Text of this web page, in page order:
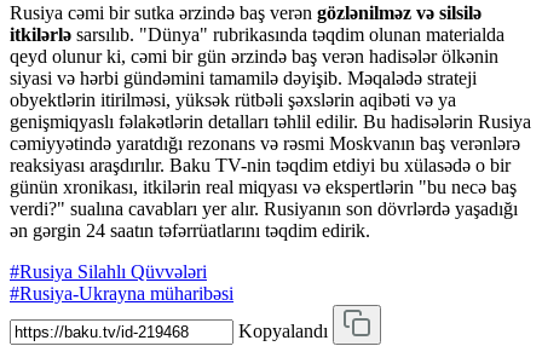
Rusiya cəmi bir sutka ərzində baş verən gözlənilməz və silsilə
itkilərlə sarsılıb. "Dünya" rubrikasında təqdim olunan materialda
qeyd olunur ki, cəmi bir gün ərzində baş verən hadisələr ölkənin
siyasi və hərbi gündəmini tamamilə dəyişib. Məqalədə strateji
obyektlərin itirilməsi, yüksək rütbəli şəxslərin aqibəti və ya
genişmiqyaslı fəlakətlərin detalları təhlil edilir. Bu hadisələrin Rusiya
cəmiyyətində yaratdığı rezonans və rəsmi Moskvanın baş verənlərə
reaksiyası araşdırılır. Baku TV-nin təqdim etdiyi bu xülasədə o bir
günün xronikası, itkilərin real miqyası və ekspertlərin "bu necə baş
verdi?" sualına cavabları yer alır. Rusiyanın son dövrlərdə yaşadığı
ən gərgin 24 saatın təfərrüatlarını təqdim edirik.
#Rusiya Silahlı Qüvvələri
#Rusiya-Ukrayna müharibəsi
Kopyalandı